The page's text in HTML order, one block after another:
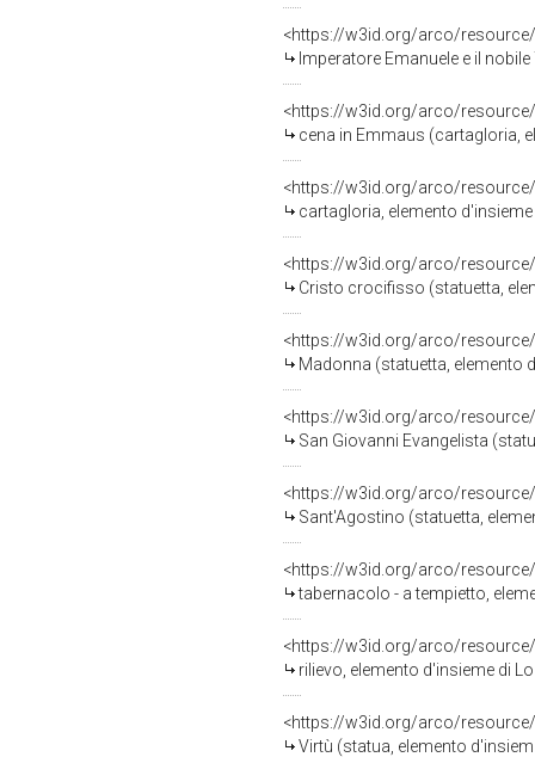
<https://w3id.org/arco/
Imperatore Emanuele e il nobile
<https://w3id.org/arco/
cena in Emmaus (cartagloria,
<https://w3id.org/arco/
cartagloria, elemento
<https://w3id.org/arco/
Cristo crocifisso (statuetta,
<https://w3id.org/arco/
Madonna (statuetta, elemento
<https://w3id.org/arco/
San Giovanni Evangelista
<https://w3id.org/arco/
Sant'Agostino (statuetta,
<https://w3id.org/arco/
tabernacolo - a tempietto,
<https://w3id.org/arco/
rilievo, elemento d'insieme di
<https://w3id.org/arco/
Virtù (statua, elemento